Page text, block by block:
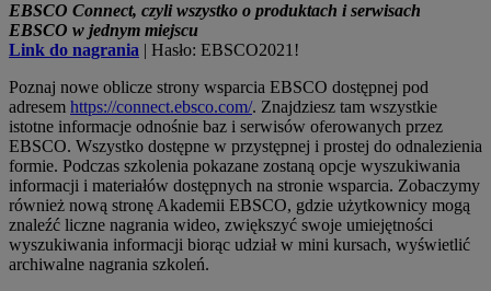
EBSCO Connect, czyli wszystko o produktach i serwisach
EBSCO w jednym miejscu
Link do nagrania | Hasło: EBSCO2021!
Poznaj nowe oblicze strony wsparcia EBSCO dostępnej pod
adresem https://connect.ebsco.com/. Znajdziesz tam wszystkie
istotne informacje odnośnie baz i serwisów oferowanych przez
EBSCO. Wszystko dostępne w przystępnej i prostej do odnalezienia
formie. Podczas szkolenia pokazane zostaną opcje wyszukiwania
informacji i materiałów dostępnych na stronie wsparcia. Zobaczymy
również nową stronę Akademii EBSCO, gdzie użytkownicy mogą
znaleźć liczne nagrania wideo, zwiększyć swoje umiejętności
wyszukiwania informacji biorąc udział w mini kursach, wyświetlić
archiwalne nagrania szkoleń.